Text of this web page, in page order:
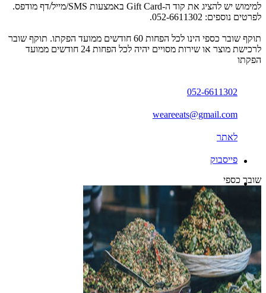
למימוש יש להציג את קוד ה-Gift Card באמצעות SMS/מייל/דף מודפס.
לפרטים נוספים: 052-6611302.
תוקף שובר כספי הינו לכל הפחות 60 חודשים ממועד הפקתו. תוקף שובר
לרכישת מוצר או שירות מסויים יהיה לכל הפחות 24 חודשים ממועד
הפקתו
052-6611302
weareeats@gmail.com
לאתר
פייסבוק
שובר כספי